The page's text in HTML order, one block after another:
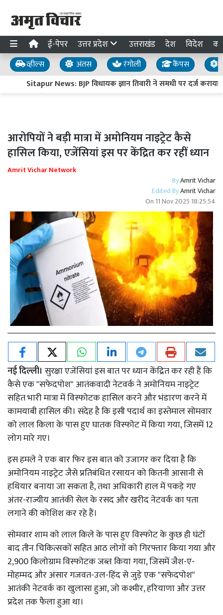
ई-पेपर उत्तर प्रदेश उत्तराखंड देश विदेश
व्हील्स अंतस रंगोली कैंपस
Sitapur News: BJP विधायक ज्ञान तिवारी ने समधी पर दर्ज
आरोपियों ने बड़ी मात्रा में अमोनियम नाइट्रेट कैसे
हासिल किया, एजेंसियां इस पर केंद्रित कर रहीं ध्यान
Amrit Vichar Network
ByAmrit Vichar
Edited ByAmrit Vichar
On 11 Nov 2025 18:25:54
नई दिल्ली। सुरक्षा एजेंसियां ​​इस बात पर ध्यान केंद्रित कर रही हैं कि
कैसे एक "सफेदपोश" आतंकवादी नेटवर्क ने अमोनियम नाइट्रेट
सहित भारी मात्रा में विस्फोटक हासिल करने और भंडारण करने में
कामयाबी हासिल की। संदेह है कि इसी पदार्थ का इस्तेमाल सोमवार
को लाल किला के पास हुए घातक विस्फोट में किया गया, जिसमें 12
लोग मारे गए।
इस हमले ने एक बार फिर इस बात को उजागर कर दिया है कि
अमोनियम नाइट्रेट जैसे प्रतिबंधित रसायन को कितनी आसानी से
हथियार बनाया जा सकता है, तथा अधिकारी हाल में पकड़े गए
अंतर-राज्यीय आतंकी सेल के रसद और खरीद नेटवर्क का पता
लगाने की कोशिश कर रहे हैं।
सोमवार शाम को लाल किले के पास हुए विस्फोट के कुछ ही घंटों
बाद तीन चिकित्सकों सहित आठ लोगों को गिरफ्तार किया गया और
2,900 किलोग्राम विस्फोटक जब्त किया गया, जिसमें जैश-ए-
मोहम्मद और अंसार गजवत-उल-हिंद से जुड़े एक "सफेदपोश"
आतंकी नेटवर्क का खुलासा हुआ, जो कश्मीर, हरियाणा और उत्तर
प्रदेश तक फैला हुआ था।